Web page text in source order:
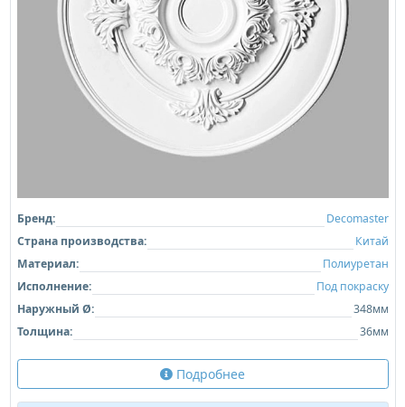
Бренд:
Decomaster
Страна производства:
Китай
Материал:
Полиуретан
Исполнение:
Под покраску
Наружный Ø:
348мм
Толщина:
36мм
Подробнее